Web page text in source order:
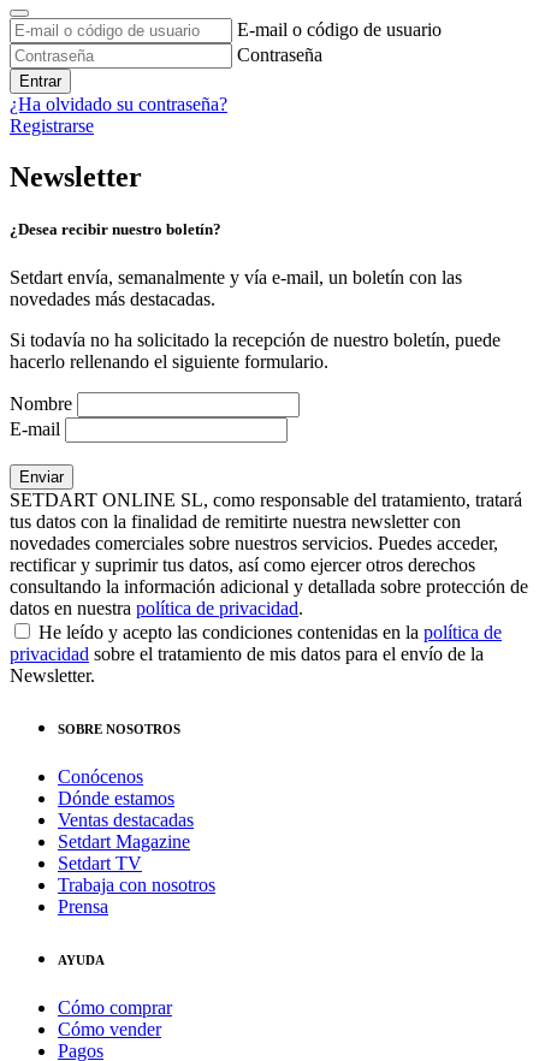
E-mail o código de usuario
Contraseña
Entrar
¿Ha olvidado su contraseña?
Registrarse
Newsletter
¿Desea recibir nuestro boletín?
Setdart envía, semanalmente y vía e-mail, un boletín con las
novedades más destacadas.
Si todavía no ha solicitado la recepción de nuestro boletín, puede
hacerlo rellenando el siguiente formulario.
Nombre
E-mail
SETDART ONLINE SL, como responsable del tratamiento, tratará
tus datos con la finalidad de remitirte nuestra newsletter con
novedades comerciales sobre nuestros servicios. Puedes acceder,
rectificar y suprimir tus datos, así como ejercer otros derechos
consultando la información adicional y detallada sobre protección de
datos en nuestra política de privacidad.
He leído y acepto las condiciones contenidas en la política de
privacidad sobre el tratamiento de mis datos para el envío de la
Newsletter.
SOBRE NOSOTROS
Conócenos
Dónde estamos
Ventas destacadas
Setdart Magazine
Setdart TV
Trabaja con nosotros
Prensa
AYUDA
Cómo comprar
Cómo vender
Pagos